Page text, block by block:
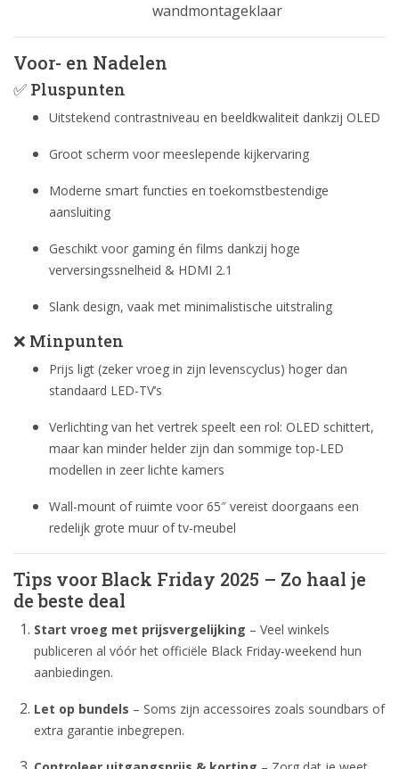
wandmontageklaar
Voor- en Nadelen
✅ Pluspunten
Uitstekend contrastniveau en beeldkwaliteit dankzij OLED
Groot scherm voor meeslepende kijkervaring
Moderne smart functies en toekomstbestendige
aansluiting
Geschikt voor gaming én films dankzij hoge
verversingssnelheid & HDMI 2.1
Slank design, vaak met minimalistische uitstraling
❌ Minpunten
Prijs ligt (zeker vroeg in zijn levenscyclus) hoger dan
standaard LED-TV’s
Verlichting van het vertrek speelt een rol: OLED schittert,
maar kan minder helder zijn dan sommige top-LED
modellen in zeer lichte kamers
Wall-mount of ruimte voor 65″ vereist doorgaans een
redelijk grote muur of tv-meubel
Tips voor Black Friday 2025 – Zo haal je
de beste deal
Start vroeg met prijsvergelijking – Veel winkels
publiceren al vóór het officiële Black Friday-weekend hun
aanbiedingen.
Let op bundels – Soms zijn accessoires zoals soundbars of
extra garantie inbegrepen.